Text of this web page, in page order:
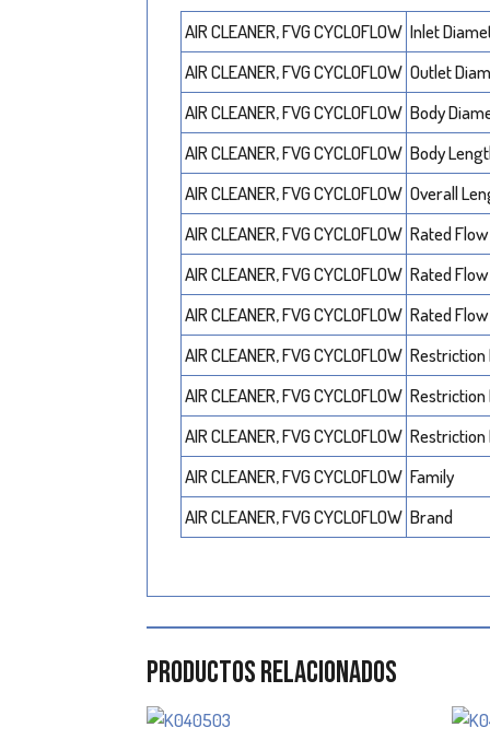
AIR CLEANER, FVG CYCLOFLOW Inlet
AIR CLEANER, FVG CYCLOFLOW Outlet
AIR CLEANER, FVG CYCLOFLOW Body
AIR CLEANER, FVG CYCLOFLOW Body
AIR CLEANER, FVG CYCLOFLOW Overall
AIR CLEANER, FVG CYCLOFLOW Rated Flow
AIR CLEANER, FVG CYCLOFLOW Rated Flow
AIR CLEANER, FVG CYCLOFLOW Rated Flow
AIR CLEANER, FVG CYCLOFLOW Restriction
AIR CLEANER, FVG CYCLOFLOW Restriction
AIR CLEANER, FVG CYCLOFLOW Restriction
AIR CLEANER, FVG CYCLOFLOW Family
AIR CLEANER, FVG CYCLOFLOW Brand
Productos relacionados